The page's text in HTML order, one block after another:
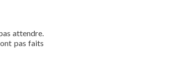
attendre.
pas faits